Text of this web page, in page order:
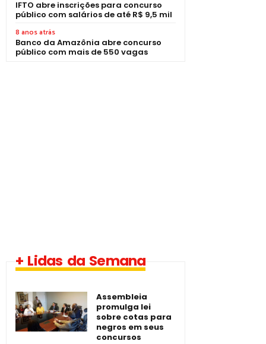
IFTO abre inscrições para concurso
público com salários de até R$ 9,5 mil
8 anos atrás
Banco da Amazônia abre concurso
público com mais de 550 vagas
+ Lidas da Semana
-­ Imperatriz/MA
Assembleia
promulga lei
sobre cotas para
negros em seus
concursos